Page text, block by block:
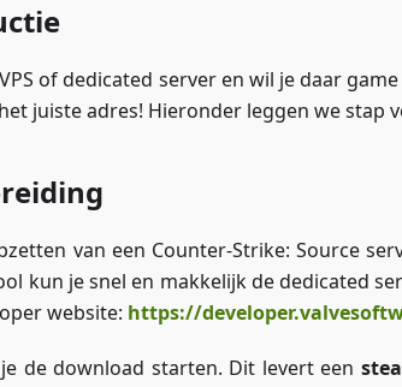
of dedicated server en wil je daar
juiste adres! Hieronder leggen we stap
van een Counter-Strike: Source
kun je snel en makkelijk de dedicated
website: https://
de download starten. Dit levert een